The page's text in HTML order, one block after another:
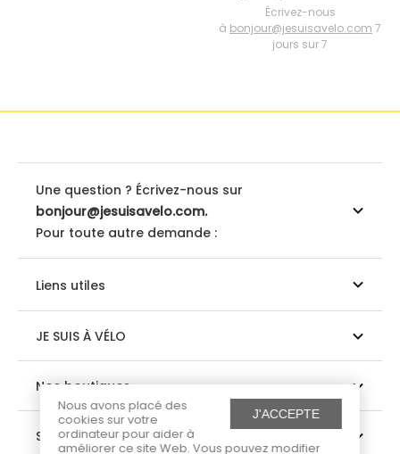
J'ACCEPTE
Nous avons placé des
cookies sur votre
ordinateur pour aider à
améliorer ce site Web. Vous pouvez modifier
Écrivez-nous
à bonjour@jesuisavelo.com 7
jours sur 7
Une question ? Écrivez-nous sur
bonjour@jesuisavelo.com.
Pour toute autre demande :
Liens utiles
JE SUIS À VÉLO
Nos boutiques
Suivez-nous